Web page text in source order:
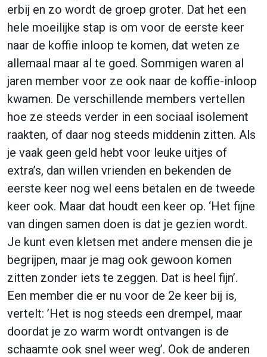
erbij en zo wordt de groep groter. Dat het een
hele moeilijke stap is om voor de eerste keer
naar de koffie inloop te komen, dat weten ze
allemaal maar al te goed. Sommigen waren al
jaren member voor ze ook naar de koffie-inloop
kwamen. De verschillende members vertellen
hoe ze steeds verder in een sociaal isolement
raakten, of daar nog steeds middenin zitten. Als
je vaak geen geld hebt voor leuke uitjes of
extra’s, dan willen vrienden en bekenden de
eerste keer nog wel eens betalen en de tweede
keer ook. Maar dat houdt een keer op. ‘Het fijne
van dingen samen doen is dat je gezien wordt.
Je kunt even kletsen met andere mensen die je
begrijpen, maar je mag ook gewoon komen
zitten zonder iets te zeggen. Dat is heel fijn’.
Een member die er nu voor de 2e keer bij is,
vertelt: ’Het is nog steeds een drempel, maar
doordat je zo warm wordt ontvangen is de
schaamte ook snel weer weg’. Ook de anderen